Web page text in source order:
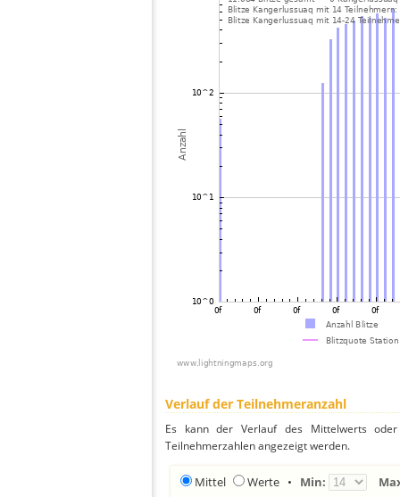
Verlauf der Teilnehmeranzahl
Es kann der Verlauf des Mittelwerts
Teilnehmerzahlen angezeigt werden.
Mittel Werte • Min: